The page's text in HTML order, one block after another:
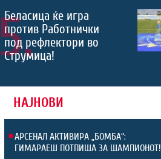
5.
Беласица ќе игра
против Работнички
под рефлектори во
Струмица!
НАЈНОВИ
АРСЕНАЛ АКТИВИРА „БОМБА“:
ГИМАРАЕШ ПОТПИША ЗА ШАМПИОНОТ!